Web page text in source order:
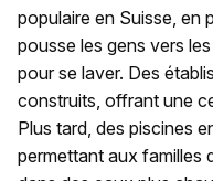
populaire en Suisse, en
pousse les gens vers
pour se laver. Des
construits, offrant une
Plus tard, des piscines
permettant aux familles